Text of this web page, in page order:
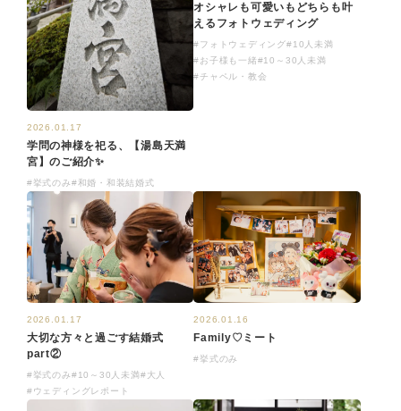
2026.01.17
学問の神様を祀る、【湯島天満
宮】のご紹介✨
#挙式のみ#和婚・和装結婚式
オシャレも可愛いもどちらも叶
えるフォトウェディング
#フォトウェディング#10人未満
#お子様も一緒#10～30人未満
#チャペル・教会
2026.01.17
大切な方々と過ごす結婚式
part②
#挙式のみ#10～30人未満#大人
#ウェディングレポート
2026.01.16
Family♡ミート
#挙式のみ